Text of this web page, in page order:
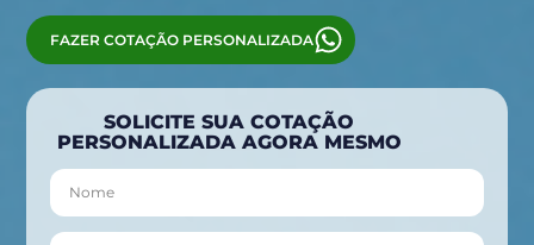
FAZER COTAÇÃO PERSONALIZADA
SOLICITE SUA COTAÇÃO
PERSONALIZADA AGORA MESMO